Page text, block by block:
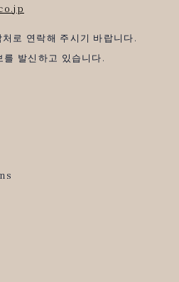
로 연락해 주시기 바랍니다.
발신하고 있습니다.